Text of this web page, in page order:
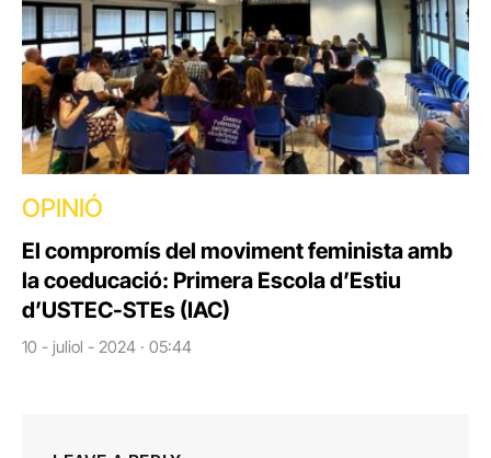
OPINIÓ
El compromís del moviment feminista amb
la coeducació: Primera Escola d’Estiu
d’USTEC-STEs (IAC)
10 - juliol - 2024 · 05:44